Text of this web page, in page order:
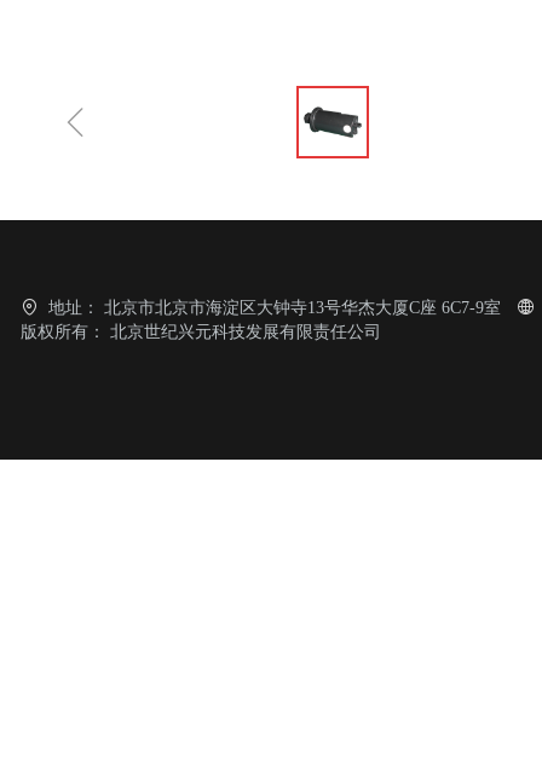
ꁆ
地址：
北京市北京市海淀区大钟寺13号华杰大厦C座 6C7-9室
版权所有：
北京世纪兴元科技发展有限责任公司